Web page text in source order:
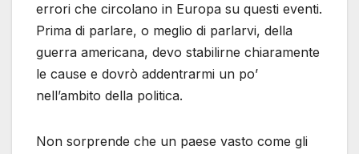
errori che circolano in Europa su questi eventi.
Prima di parlare, o meglio di parlarvi, della
guerra americana, devo stabilirne chiaramente
le cause e dovrò addentrarmi un po’
nell’ambito della politica.
Non sorprende che un paese vasto come gli